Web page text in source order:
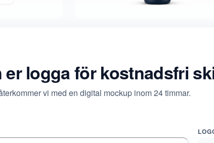
er logga för kostnadsfri
vi med en digital mockup inom 24 timmar.